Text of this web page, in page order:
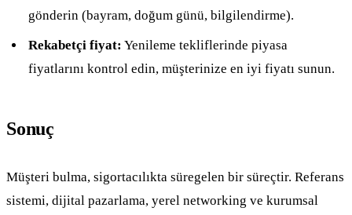
gönderin (bayram, doğum günü, bilgilendirme).
Rekabetçi fiyat: Yenileme tekliflerinde piyasa
fiyatlarını kontrol edin, müşterinize en iyi fiyatı sunun.
Sonuç
Müşteri bulma, sigortacılıkta süregelen bir süreçtir. Referans
sistemi, dijital pazarlama, yerel networking ve kurumsal